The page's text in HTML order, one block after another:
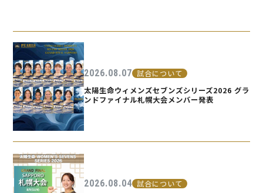
2026.08.07 試合について
太陽生命ウィメンズセブンズシリーズ2026 グラ
ンドファイナル札幌大会メンバー発表
2026.08.04 試合について